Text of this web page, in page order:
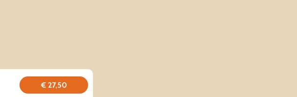
€ 27,50